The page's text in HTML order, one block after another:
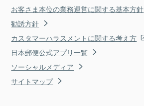
お客さま本位の業務運営に関する基本方針
勧誘方針
カスタマーハラスメントに関する考え方
日本郵便公式アプリ一覧
ソーシャルメディア
サイトマップ